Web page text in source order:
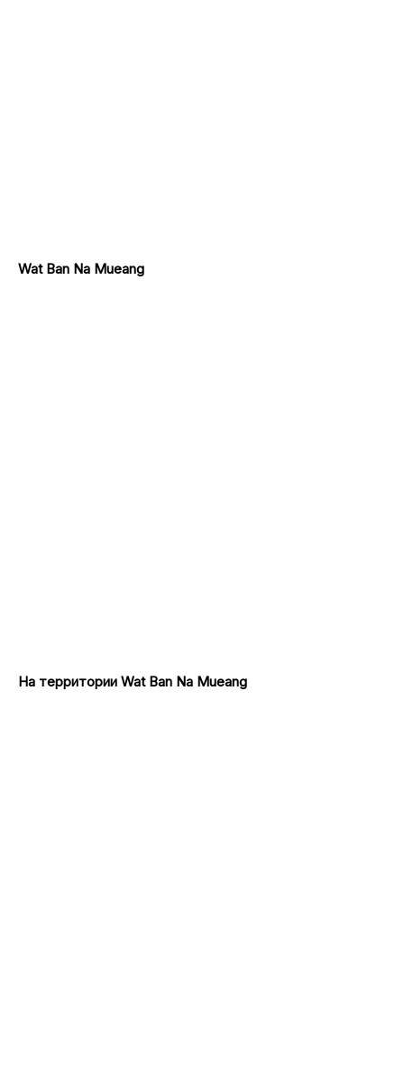
Wat Ban Na Mueang
На территории Wat Ban Na Mueang